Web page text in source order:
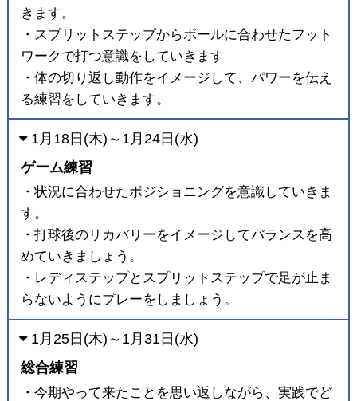
きます。
・スプリットステップからボールに合わせたフット
ワークで打つ意識をしていきます
・体の切り返し動作をイメージして、パワーを伝え
る練習をしていきます。
1月18日(木)～1月24日(水)
ゲーム練習
・状況に合わせたポジショニングを意識していきま
す。
・打球後のリカバリーをイメージしてバランスを高
めていきましょう。
・レディステップとスプリットステップで足が止ま
らないようにプレーをしましょう。
1月25日(木)～1月31日(水)
総合練習
・今期やって来たことを思い返しながら、実践でど